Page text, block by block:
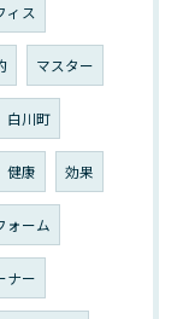
ィス
マスター
白川町
健康 効果
ォーム
ナー